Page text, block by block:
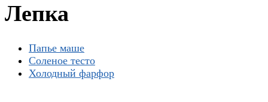
Лепка
Папье маше
Соленое тесто
Холодный фарфор